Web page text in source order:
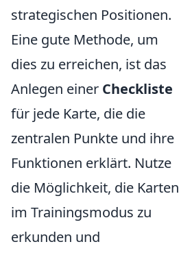
strategischen Positionen.
Eine gute Methode, um
dies zu erreichen, ist das
Anlegen einer Checkliste
für jede Karte, die die
zentralen Punkte und ihre
Funktionen erklärt. Nutze
die Möglichkeit, die Karten
im Trainingsmodus zu
erkunden und